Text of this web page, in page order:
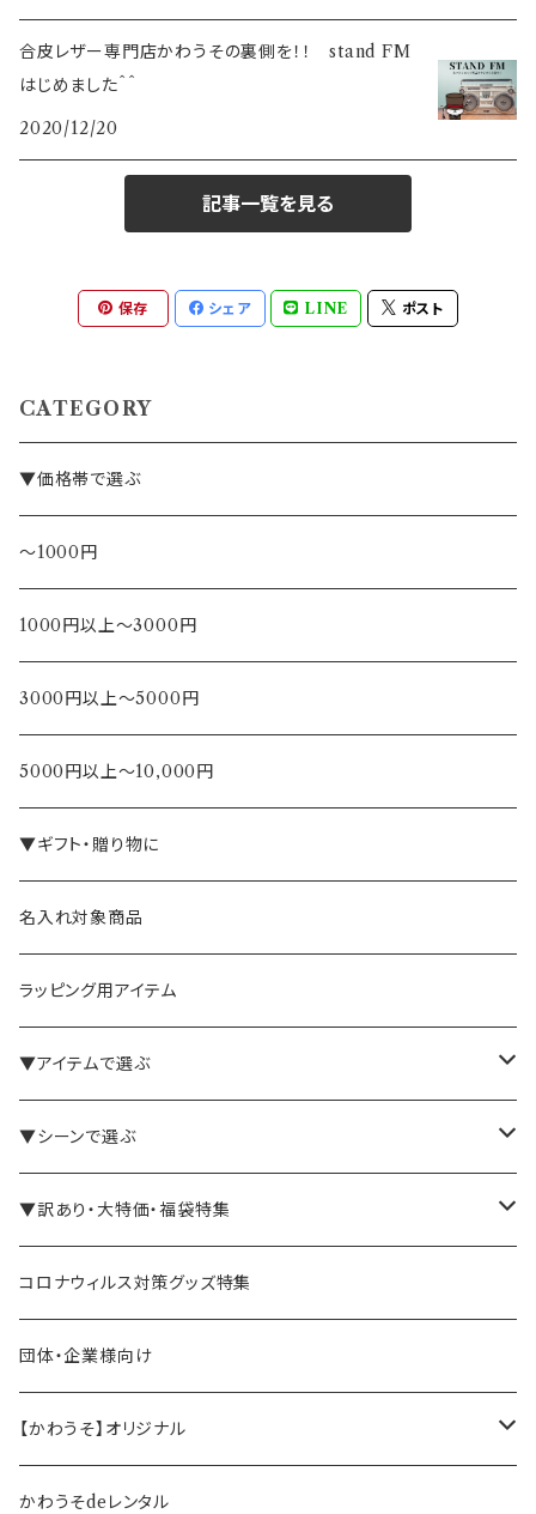
合皮レザー専門店かわうその裏側を！！ stand FM
はじめました＾＾
2020/12/20
記事一覧を見る
保存 シェア LINE ポスト
CATEGORY
▼価格帯で選ぶ
～1000円
1000円以上～3000円
3000円以上～5000円
5000円以上～10,000円
▼ギフト・贈り物に
名入れ対象商品
ラッピング用アイテム
▼アイテムで選ぶ
バインダー・メモパッド
手帳・ノート
ペン立て・収納ケース・トレイ
バッグ・かばん
▼シーンで選ぶ
テレワーク・在宅ワーク向け
司会・セミナー講師向け
営業マン向け
事務職の方向け
▼訳あり・大特価・福袋特集
アウトレット商品
福袋・まとめ買い
コロナウィルス対策グッズ特集
団体・企業様向け
【かわうそ】オリジナル
デザイナー
かわうそdeレンタル